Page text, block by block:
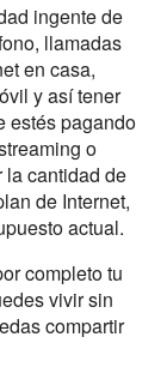
ingente de
llamadas
en casa,
y así tener
estés pagando
o
la cantidad de
de Internet,
actual.
completo tu
vivir sin
compartir